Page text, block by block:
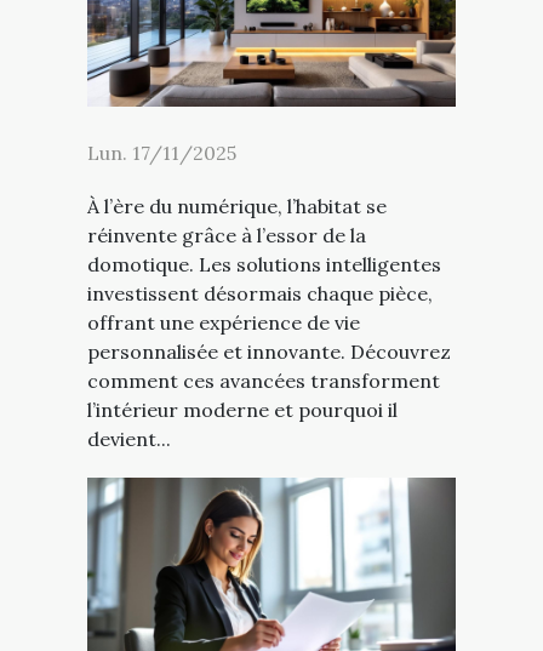
Lun. 17/11/2025
À l’ère du numérique, l’habitat se
réinvente grâce à l’essor de la
domotique. Les solutions intelligentes
investissent désormais chaque pièce,
offrant une expérience de vie
personnalisée et innovante. Découvrez
comment ces avancées transforment
l’intérieur moderne et pourquoi il
devient...